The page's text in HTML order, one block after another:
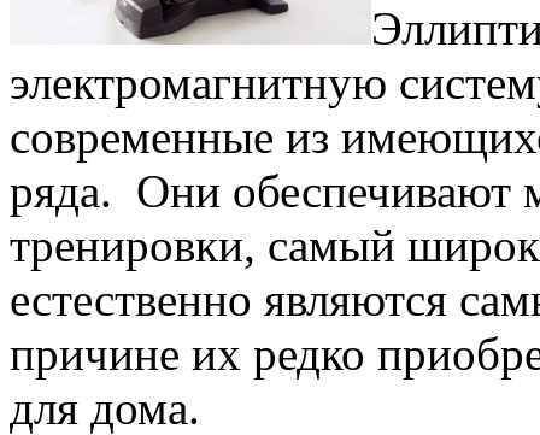
электромагнитную
современные из
ряда. Они обеспечивают
тренировки, самый
естественно являются
причине их редко
для дома.